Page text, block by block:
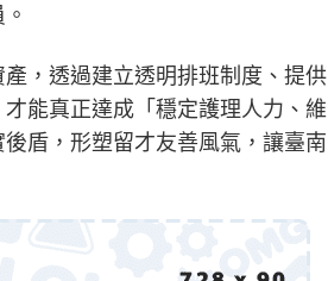
，透過建立透明排班制度、提供
能真正達成「穩定護理人力、維
盾，形塑留才友善風氣，讓臺南